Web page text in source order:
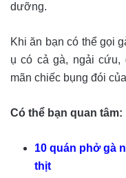
dưỡng.
Khi ăn bạn có thể gọi
ụ có cả gà, ngải cứu,
mãn chiếc bụng đói
Có thể bạn quan tâm:
10 quán phở gà
thịt